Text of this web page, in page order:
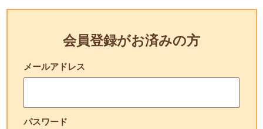
会員登録がお済みの方
メールアドレス
パスワード